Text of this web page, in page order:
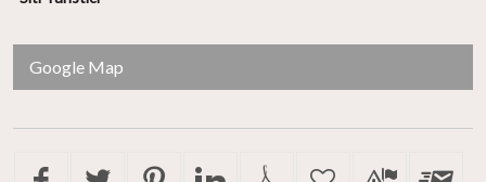
Google Map